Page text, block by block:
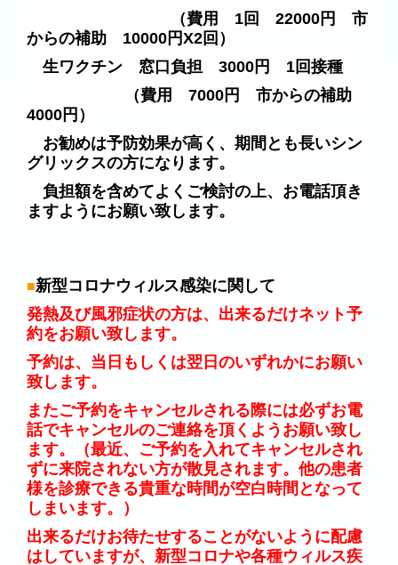
（費用 1回 22000円 市
からの補助 10000円X2回）
生ワクチン 窓口負担 3000円 1回接種
（費用 7000円 市からの補助
4000円）
お勧めは予防効果が高く、期間とも長いシン
グリックスの方になります。
負担額を含めてよくご検討の上、お電話頂き
ますようにお願い致します。
■新型コロナウィルス感染に関して
発熱及び風邪症状の方は、出来るだけネット予
約をお願い致します。
予約は、当日もしくは翌日のいずれかにお願い
致します。
またご予約をキャンセルされる際には必ずお電
話でキャンセルのご連絡を頂くようお願い致し
ます。（最近、ご予約を入れてキャンセルされ
ずに来院されない方が散見されます。他の患者
様を診療できる貴重な時間が空白時間となって
しまいます。）
出来るだけお待たせすることがないように配慮
はしていますが、新型コロナや各種ウィルス疾